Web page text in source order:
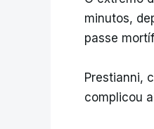
minutos,
passe
Prestianni,
complicou